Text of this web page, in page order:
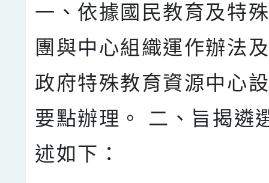
一、依據國民教育及特
團與中心組織運作辦法
政府特殊教育資源中心
要點辦理。 二、旨揭遴
述如下：